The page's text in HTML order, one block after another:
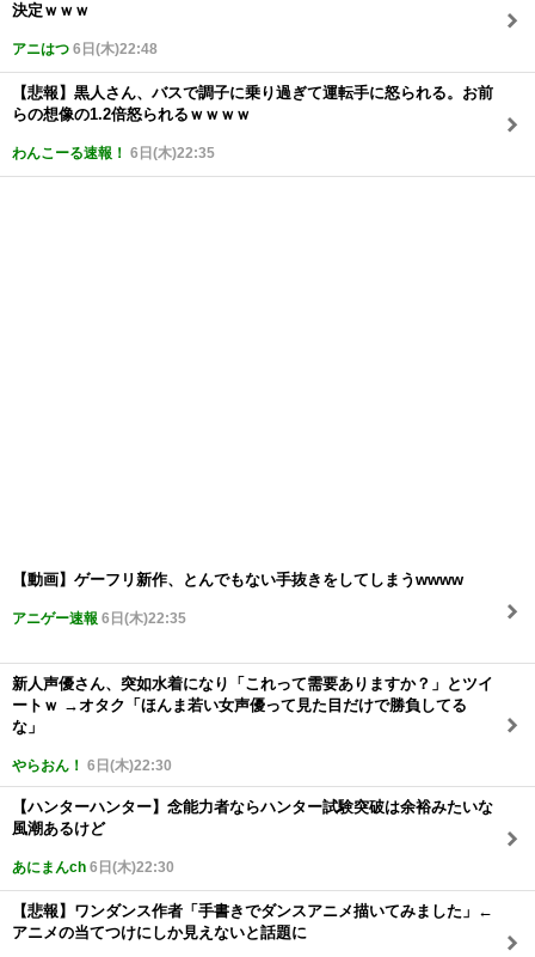
決定ｗｗｗ
アニはつ 6日(木)22:48
【悲報】黒人さん、バスで調子に乗り過ぎて運転手に怒られる。お前
らの想像の1.2倍怒られるｗｗｗｗ
わんこーる速報！ 6日(木)22:35
【動画】ゲーフリ新作、とんでもない手抜きをしてしまうwwww
アニゲー速報 6日(木)22:35
新人声優さん、突如水着になり「これって需要ありますか？」とツイ
ートｗ →オタク「ほんま若い女声優って見た目だけで勝負してる
な」
やらおん！ 6日(木)22:30
【ハンターハンター】念能力者ならハンター試験突破は余裕みたいな
風潮あるけど
あにまんch 6日(木)22:30
【悲報】ワンダンス作者「手書きでダンスアニメ描いてみました」←
アニメの当てつけにしか見えないと話題に